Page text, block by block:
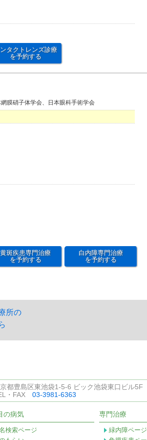
タクトレンズ診療
を予約する
膜硝子体学会、日本眼科手術学会
黄斑疾患専門治療
を予約する
白内障専門治療
を予約する
所の
都豊島区東池袋1-5-6 ビック池袋東口ビル5F
・FAX 03-3981-6363
の病気
検索ページ
専門治療
緑内障ページ